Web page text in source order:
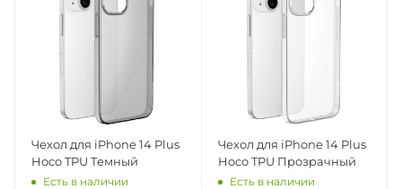
Чехол для iPhone 14 Plus
Hoco TPU Темный
Есть в наличии
Чехол для iPhone 14 Plus
Hoco TPU Прозрачный
Есть в наличии